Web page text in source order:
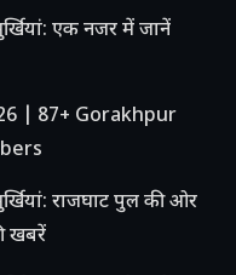
एक नजर में जानें
| 87+ Gorakhpur
राजघाट पुल की ओर
खबरें